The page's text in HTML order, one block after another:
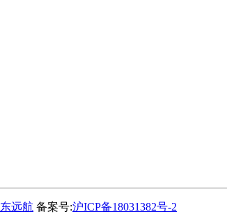
东远航 备案号:沪ICP备18031382号-2